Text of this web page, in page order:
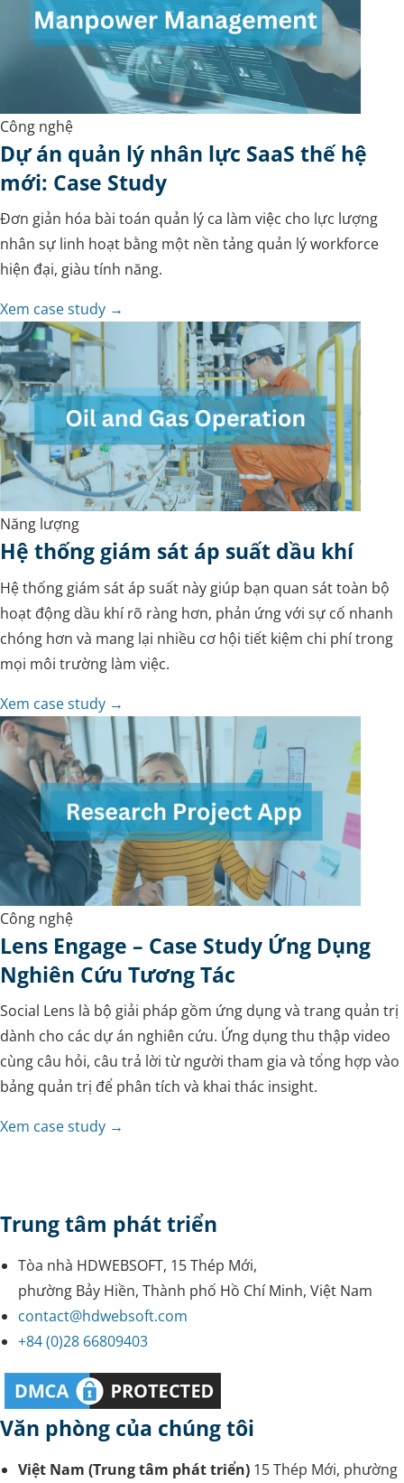
Công nghệ
Dự án quản lý nhân lực SaaS thế hệ
mới: Case Study
Đơn giản hóa bài toán quản lý ca làm việc cho lực lượng
nhân sự linh hoạt bằng một nền tảng quản lý workforce
hiện đại, giàu tính năng.
Xem case study →
Năng lượng
Hệ thống giám sát áp suất dầu khí
Hệ thống giám sát áp suất này giúp bạn quan sát toàn bộ
hoạt động dầu khí rõ ràng hơn, phản ứng với sự cố nhanh
chóng hơn và mang lại nhiều cơ hội tiết kiệm chi phí trong
mọi môi trường làm việc.
Xem case study →
Công nghệ
Lens Engage – Case Study Ứng Dụng
Nghiên Cứu Tương Tác
Social Lens là bộ giải pháp gồm ứng dụng và trang quản trị
dành cho các dự án nghiên cứu. Ứng dụng thu thập video
cùng câu hỏi, câu trả lời từ người tham gia và tổng hợp vào
bảng quản trị để phân tích và khai thác insight.
Xem case study →
Trung tâm phát triển
Tòa nhà HDWEBSOFT, 15 Thép Mới,
phường Bảy Hiền, Thành phố Hồ Chí Minh, Việt Nam
contact@hdwebsoft.com
+84 (0)28 66809403
Văn phòng của chúng tôi
Việt Nam (Trung tâm phát triển) 15 Thép Mới, phường